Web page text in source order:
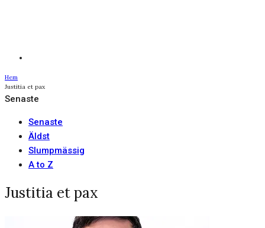
Hem
Justitia et pax
Senaste
Senaste
Äldst
Slumpmässig
A to Z
Justitia et pax